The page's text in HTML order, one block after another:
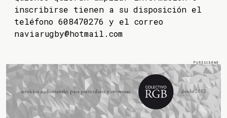
inscribirse tienen a su disposición el
teléfono 608470276 y el correo
naviarugby@hotmail.com